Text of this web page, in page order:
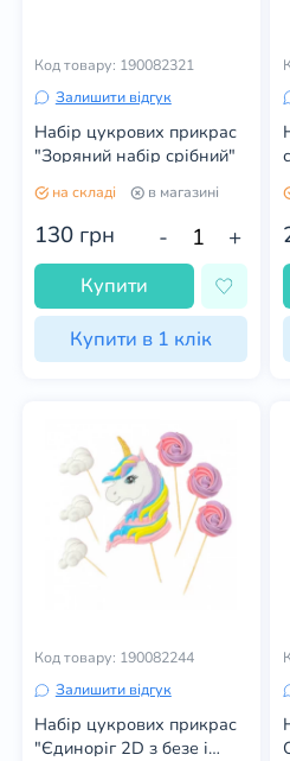
Код товару: 190082321
Залишити відгук
Набір цукрових прикрас
"Зоряний набір срібний"
на складі в магазині
130 грн - +
Купити
Купити в 1 клік
Код товару: 190082244
Залишити відгук
Набір цукрових прикрас
"Єдиноріг 2D з безе і